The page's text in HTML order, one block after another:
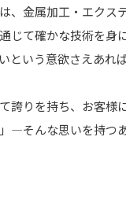
、金属加工・エクス
じて確かな技術を
という意欲さえあ
誇りを持ち、お客
―そんな思いを持つ